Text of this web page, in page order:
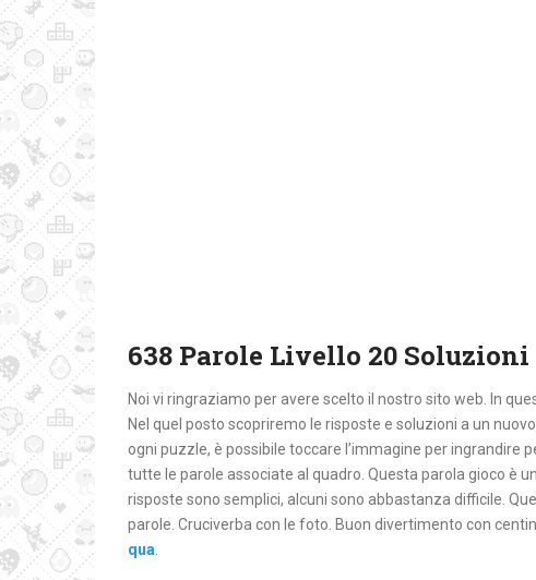
638 Parole Livello 20 Soluzioni
Noi vi ringraziamo per avere scelto il nostro sito web. In
Nel quel posto scopriremo le risposte e soluzioni a un
ogni puzzle, è possibile toccare l’immagine per ingrandire
tutte le parole associate al quadro. Questa parola gioco è
risposte sono semplici, alcuni sono abbastanza difficile.
parole. Cruciverba con le foto. Buon divertimento con
qua